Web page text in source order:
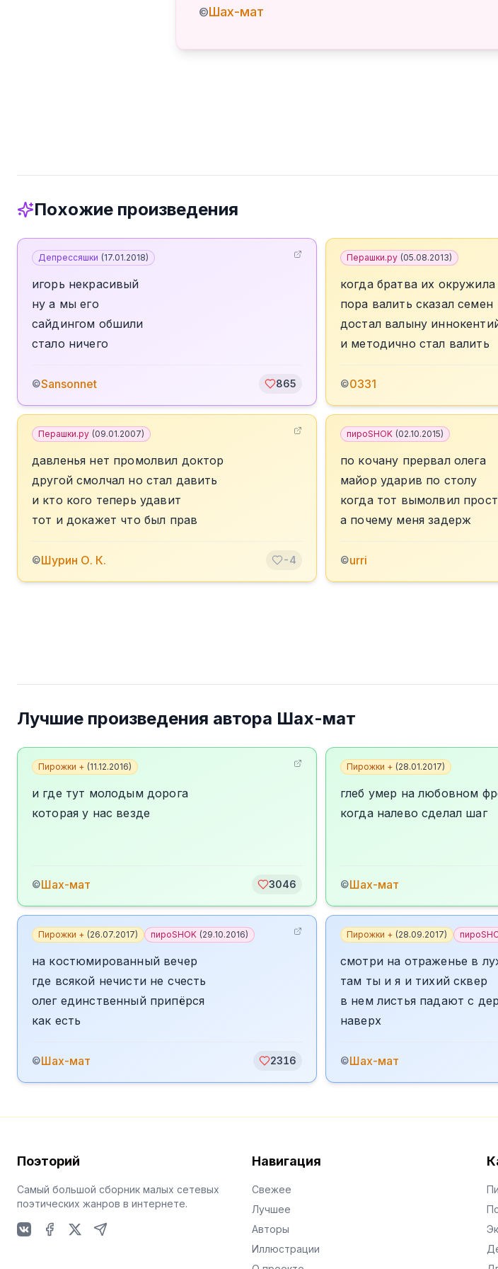
©Шах-мат
Похожие произведения
Депрессяшки (17.01.2018)
игорь некрасивый
ну а мы его
сайдингом обшили
стало ничего
©Sansonnet 865
Перашки.ру (05.08.2013)
когда братва их окружила
пора валить сказал семен
достал валыну
и методично стал валить
©0331
Перашки.ру (09.01.2007)
давленья нет промолвил доктор
другой смолчал но стал давить
и кто кого теперь удавит
тот и докажет что был прав
©Шурин О. К. -4
пироSHOK (02.10.2015)
по кочану прервал олега
майор ударив по столу
когда тот вымолвил
а почему меня задерж
©urri
Лучшие произведения автора Шах-мат
Пирожки + (11.12.2016)
и где тут молодым дорога
которая у нас везде
©Шах-мат 3046
Пирожки + (28.01.2017)
глеб умер на любовном
когда налево сделал шаг
©Шах-мат
Пирожки + (26.07.2017) пироSHOK (29.10.2016)
на костюмированный вечер
где всякой нечисти не счесть
олег единственный припёрся
как есть
©Шах-мат 2316
Пирожки + (28.09.2017)
смотри на отраженье в
там ты и я и тихий сквер
в нем листья падают с
наверх
©Шах-мат
Поэторий
Самый большой сборник малых сетевых
поэтических жанров в интернете.
Навигация
Свежее
Лучшее
Авторы
Иллюстрации